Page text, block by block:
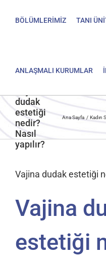
BÖLÜMLERİMİZ TANI
ANLAŞMALI KURUMLAR
dudak
estetiği
nedir?
Nasıl
yapılır?
Ana Sayfa Kadın
Vajina dudak estetiği
Vajina
estetiği